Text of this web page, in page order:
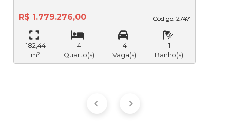
Código. 2747
Código. 2747
R$ 1.779.276,00
182,44
m²
4
Quarto(s)
4
Vaga(s)
1
Banho(s)